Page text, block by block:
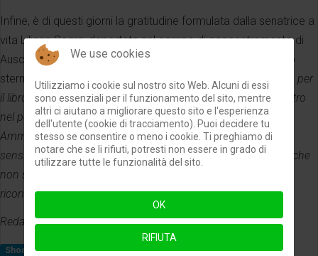
Infine, è di questi giorni la gratitudine formulata dalla senatrice a
vita Liliana Segre, deportata nel campo di concentramento di
Auschwitz-Birkenau e sopravvissuta agli indicibili orrori dello
sterminio ebreo. Così scrive: “
Gentile Marinella, le sono grata per
il libro che ha voluto gentilmente donarmi. Lo leggerò senz’altro
nel poco tempo libero che ultimamente mi trovo a gestire.
Ammiro il suo impegno nel trattare con professionalità e
sensibilità il triste tema della Shoah. Anche a nome di coloro che
non sono tornati le esprimo la mia più profonda stima e
riconoscenza. Liliana”.
Redazione
Shoah Marinella Tumino Danubio
We use cookies
Utilizziamo i cookie sul nostro sito Web. Alcuni di essi
sono essenziali per il funzionamento del sito, mentre
altri ci aiutano a migliorare questo sito e l'esperienza
dell'utente (cookie di tracciamento). Puoi decidere tu
stesso se consentire o meno i cookie. Ti preghiamo di
notare che se li rifiuti, potresti non essere in grado di
utilizzare tutte le funzionalità del sito.
OK
RIFIUTA